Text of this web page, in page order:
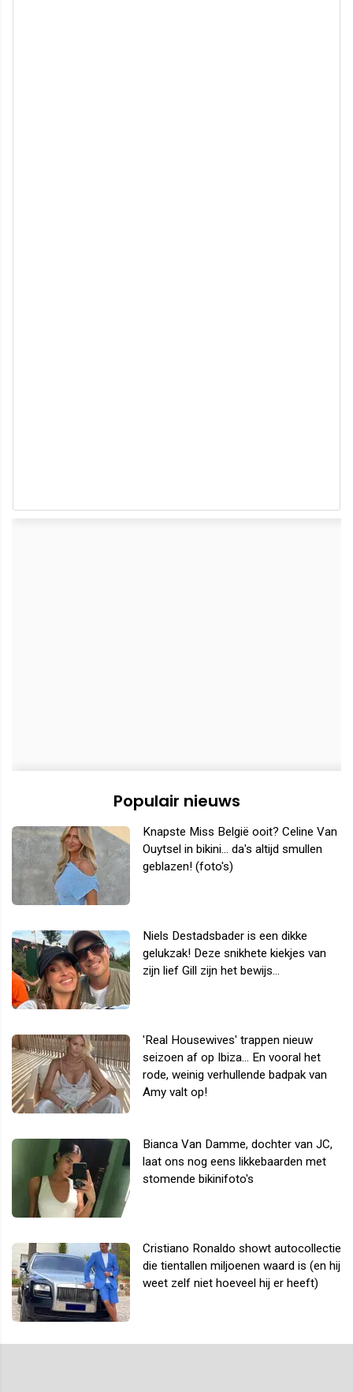
Populair nieuws
Knapste Miss België ooit? Celine Van
Ouytsel in bikini... da's altijd smullen
geblazen! (foto's)
Niels Destadsbader is een dikke
gelukzak! Deze snikhete kiekjes van
zijn lief Gill zijn het bewijs...
'Real Housewives' trappen nieuw
seizoen af op Ibiza... En vooral het
rode, weinig verhullende badpak van
Amy valt op!
Bianca Van Damme, dochter van JC,
laat ons nog eens likkebaarden met
stomende bikinifoto's
Cristiano Ronaldo showt autocollectie
die tientallen miljoenen waard is (en hij
weet zelf niet hoeveel hij er heeft)